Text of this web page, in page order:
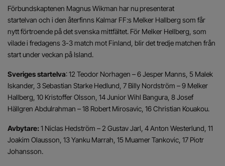
Förbundskaptenen Magnus Wikman har nu presenterat
startelvan och i den återfinns Kalmar FF:s Melker Hallberg som får
nytt förtroende på det svenska mittfältet. För Melker Hellberg, som
vilade i fredagens 3-3 match mot Finland, blir det tredje matchen från
start under veckan på Island.
Sveriges startelva: 12 Teodor Norhagen – 6 Jesper Manns, 5 Malek
Iskander, 3 Sebastian Starke Hedlund, 7 Billy Nordström – 9 Melker
Hallberg, 10 Kristoffer Olsson, 14 Junior Wihl Bangura, 8 Josef
Hällgren Abdulrahman – 18 Robert Mirosavic, 16 Christian Kouakou.
Avbytare:1 Niclas Hedström – 2 Gustav Jarl, 4 Anton Westerlund, 11
Joakim Olausson, 13 Yanku Marrah, 15 Muamer Tankovic, 17 Piotr
Johansson.